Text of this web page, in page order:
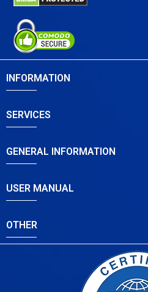
INFORMATION
SERVICES
GENERAL INFORMATION
USER MANUAL
OTHER